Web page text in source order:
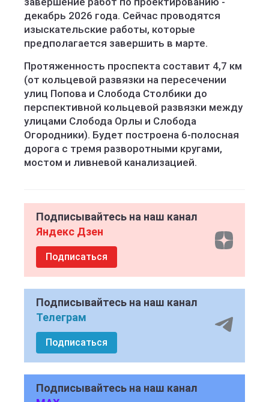
декабрь 2026 года. Сейчас проводятся
изыскательские работы, которые
предполагается завершить в марте.
Протяженность проспекта составит 4,7 км
(от кольцевой развязки на пересечении
улиц Попова и Слобода Столбики до
перспективной кольцевой развязки между
улицами Слобода Орлы и Слобода
Огородники). Будет построена 6-полосная
дорога с тремя разворотными кругами,
мостом и ливневой канализацией.
Подписывайтесь на наш канал
Яндекс Дзен
Подписаться
Подписывайтесь на наш канал
Телеграм
Подписаться
Подписывайтесь на наш канал